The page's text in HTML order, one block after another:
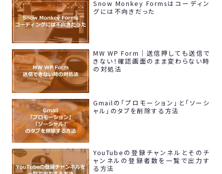
Snow Monkey Formsはコーディン
グには不向きだった
MW WP Form｜送信押しても送信で
きない！確認画面のまま変わらない時
の対処法
Gmailの「プロモーション」と「ソーシ
ャル」のタブを削除する方法
YouTubeの登録チャンネルとそのチ
ャンネルの登録者数を一覧で出力す
る方法